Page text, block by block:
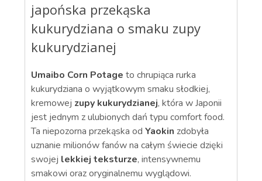
japońska przekąska
kukurydziana o smaku zupy
kukurydzianej
Umaibo Corn Potage to chrupiąca rurka
kukurydziana o wyjątkowym smaku słodkiej,
kremowej zupy kukurydzianej, która w Japonii
jest jednym z ulubionych dań typu comfort food.
Ta niepozorna przekąska odYaokin zdobyła
uznanie milionów fanów na całym świecie dzięki
swojej lekkiej teksturze, intensywnemu
smakowi oraz oryginalnemu wyglądowi.